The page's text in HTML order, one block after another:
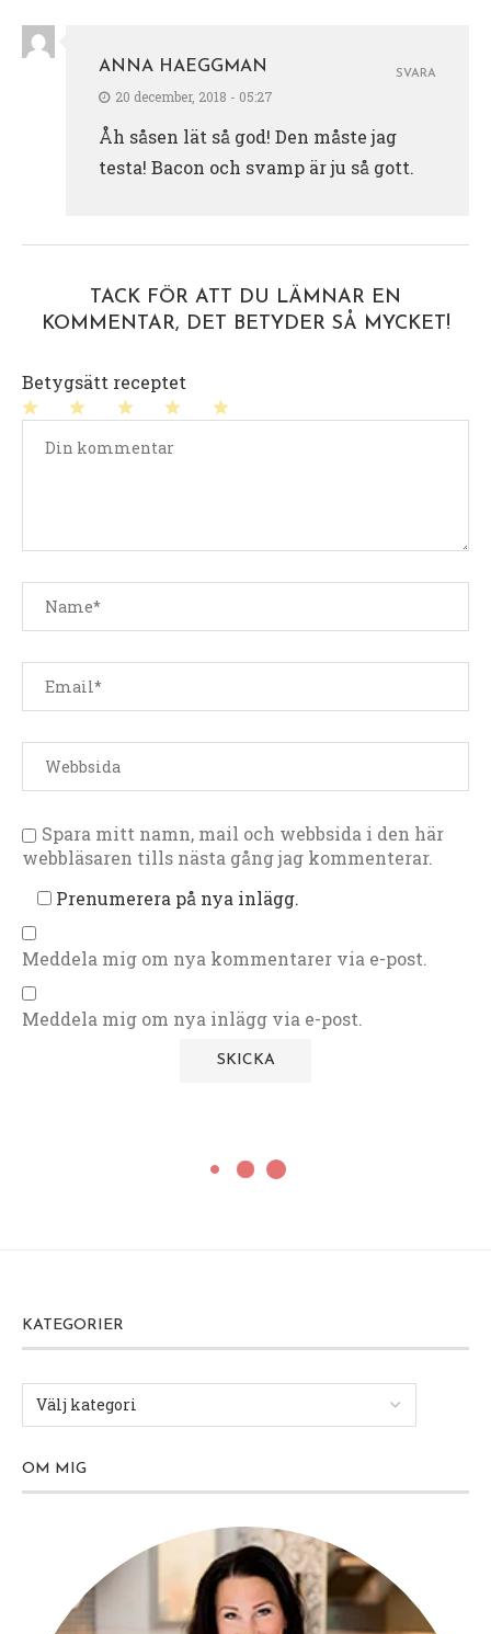
ANNA HAEGGMAN
20 december, 2018 - 05:27
Åh såsen lät så god! Den måste jag
testa! Bacon och svamp är ju så gott.
SVARA
TACK FÖR ATT DU LÄMNAR EN
KOMMENTAR, DET BETYDER SÅ MYCKET!
Betygsätt receptet
stjärnor
stjärnor
stjärnor
stjärna
Spara mitt namn, mail och webbsida i den här
webbläsaren tills nästa gång jag kommenterar.
Prenumerera på nya inlägg.
Meddela mig om nya kommentarer via e-post.
Meddela mig om nya inlägg via e-post.
KATEGORIER
OM MIG